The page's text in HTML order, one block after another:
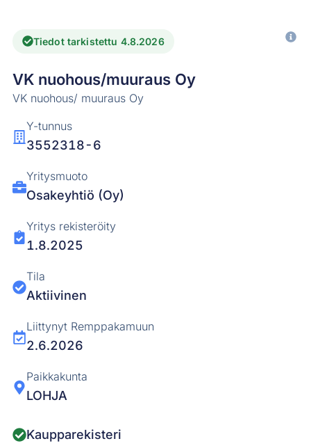
Tiedot tarkistettu 4.8.2026
VK nuohous/muuraus Oy
VK nuohous/ muuraus Oy
Y-tunnus
3552318-6
Yritysmuoto
Osakeyhtiö (Oy)
Yritys rekisteröity
1.8.2025
Tila
Aktiivinen
Liittynyt Remppakamuun
2.6.2026
Paikkakunta
LOHJA
Kaupparekisteri